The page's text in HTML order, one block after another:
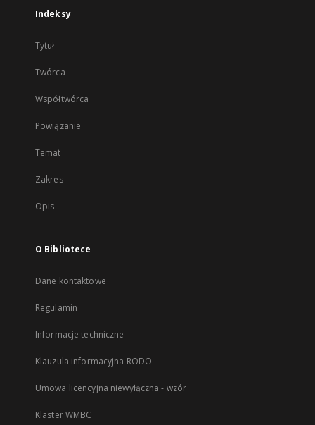
Indeksy
Tytuł
Twórca
Współtwórca
Powiązanie
Temat
Zakres
Opis
O Bibliotece
Dane kontaktowe
Regulamin
Informacje techniczne
Klauzula informacyjna RODO
Umowa licencyjna niewyłączna - wzór
Klaster WMBC